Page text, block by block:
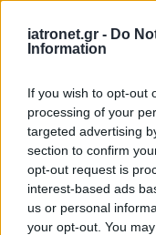
iatronet.gr - Do
Information
If you wish to opt-out
processing of your
targeted advertising
section to confirm
opt-out request is
interest-based ads
us or personal
your opt-out. You